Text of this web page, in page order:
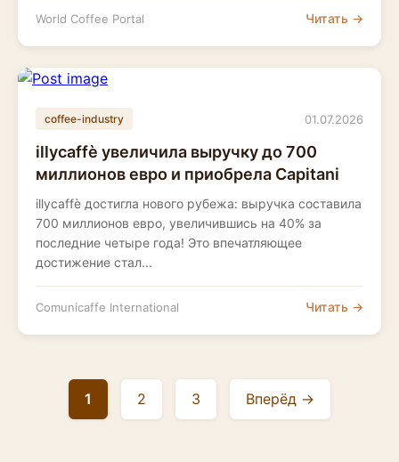
World Coffee Portal Читать →
coffee-industry 01.07.2026
illycaffè увеличила выручку до 700
миллионов евро и приобрела Capitani
illycaffè достигла нового рубежа: выручка составила
700 миллионов евро, увеличившись на 40% за
последние четыре года! Это впечатляющее
достижение стал...
Comunicaffe International Читать →
1 2 3 Вперёд →